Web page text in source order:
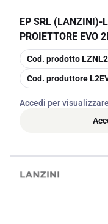
EP SRL (LANZINI)-
PROIETTORE EVO
copia
Cod. prodotto
copia
Cod. produttore
Accedi per